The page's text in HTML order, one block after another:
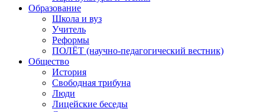
Образование
Школа и вуз
Учитель
Реформы
ПОЛЁТ (научно-педагогический вестник)
Общество
История
Свободная трибуна
Люди
Лицейские беседы